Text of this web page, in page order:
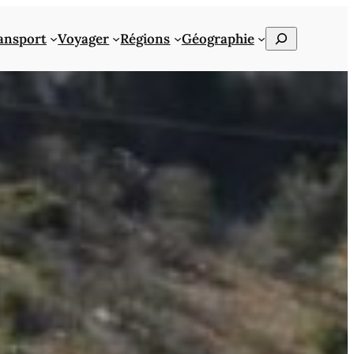
Voyager Régions Géographie Rechercher